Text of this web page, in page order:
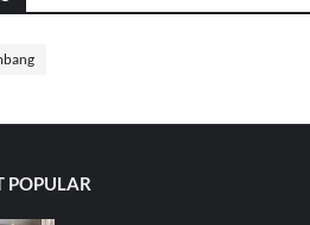
POPULAR